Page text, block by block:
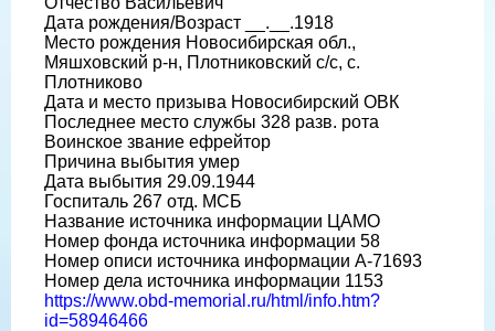
Дата рождения/Возраст __.__.1918
Место рождения Новосибирская обл.,
Мяшховский р-н, Плотниковский с/с, с.
Плотниково
Дата и место призыва Новосибирский ОВК
Последнее место службы 328 разв. рота
Воинское звание ефрейтор
Причина выбытия умер
Дата выбытия 29.09.1944
Госпиталь 267 отд. МСБ
Название источника информации ЦАМО
Номер фонда источника информации 58
Номер описи источника информации А-71693
Номер дела источника информации 1153
https://www.obd-memorial.ru/html/info.htm?
id=58946466